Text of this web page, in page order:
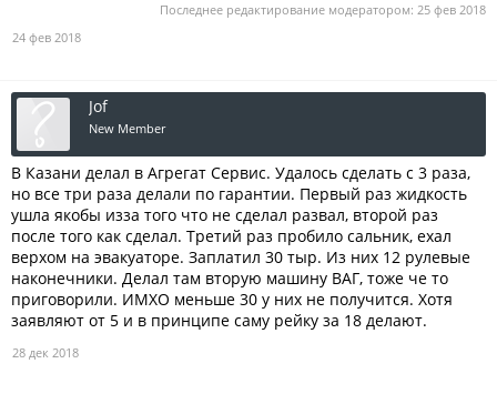
Последнее редактирование модератором: 25 фев 2018
24 фев 2018
Jof
New Member
В Казани делал в Агрегат Сервис. Удалось сделать с 3 раза,
но все три раза делали по гарантии. Первый раз жидкость
ушла якобы изза того что не сделал развал, второй раз
после того как сделал. Третий раз пробило сальник, ехал
верхом на эвакуаторе. Заплатил 30 тыр. Из них 12 рулевые
наконечники. Делал там вторую машину ВАГ, тоже че то
приговорили. ИМХО меньше 30 у них не получится. Хотя
заявляют от 5 и в принципе саму рейку за 18 делают.
28 дек 2018